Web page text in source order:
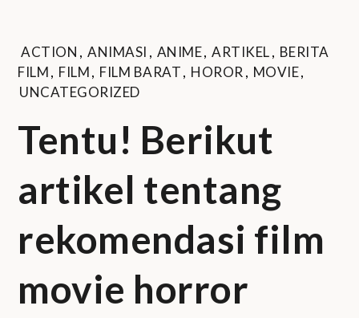
ACTION , ANIMASI , ANIME, ARTIKEL, BERITA
FILM, FILM, FILM BARAT, HOROR , MOVIE,
UNCATEGORIZED
Tentu! Berikut
artikel tentang
rekomendasi film
movie horror